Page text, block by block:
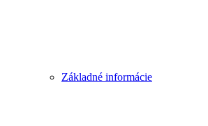
Základné informácie